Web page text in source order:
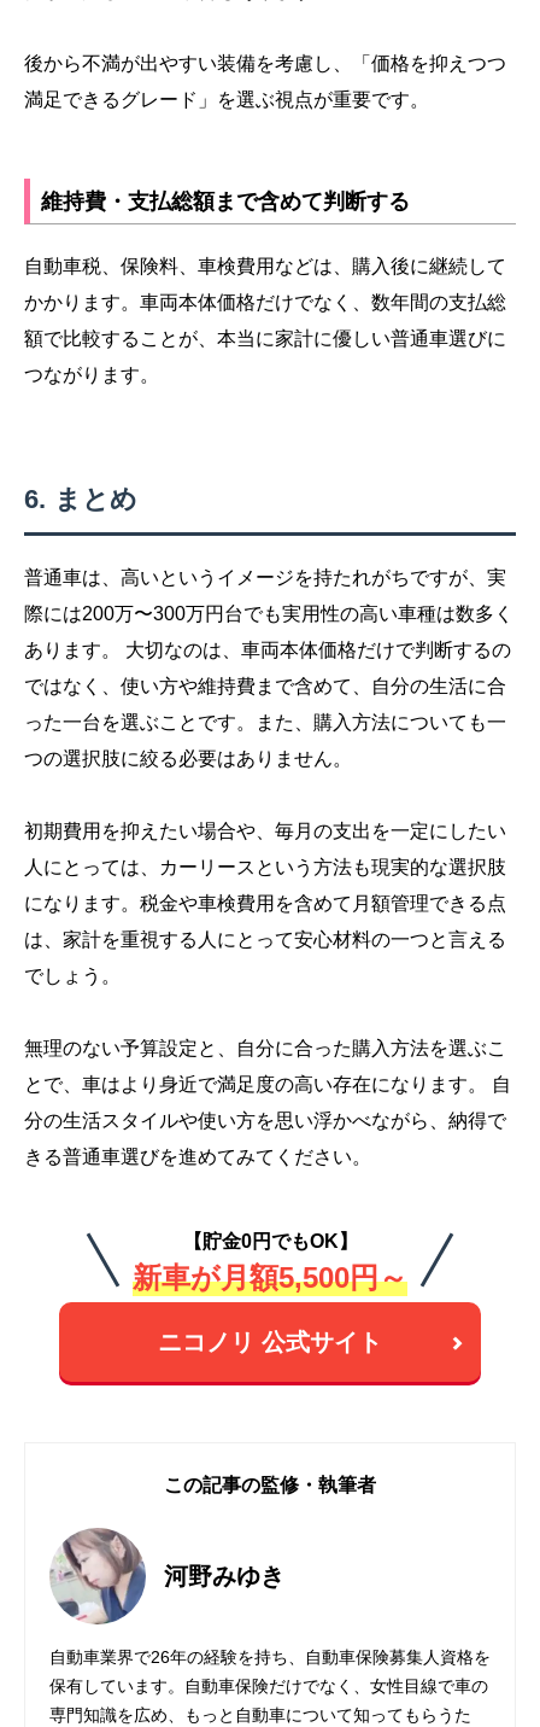
後から不満が出やすい装備を考慮し、「価格を抑えつつ
満足できるグレード」を選ぶ視点が重要です。
維持費・支払総額まで含めて判断する
自動車税、保険料、車検費用などは、購入後に継続して
かかります。車両本体価格だけでなく、数年間の支払総
額で比較することが、本当に家計に優しい普通車選びに
つながります。
まとめ
普通車は、高いというイメージを持たれがちですが、実
際には200万〜300万円台でも実用性の高い車種は数多く
あります。 大切なのは、車両本体価格だけで判断するの
ではなく、使い方や維持費まで含めて、自分の生活に合
った一台を選ぶことです。また、購入方法についても一
つの選択肢に絞る必要はありません。
初期費用を抑えたい場合や、毎月の支出を一定にしたい
人にとっては、カーリースという方法も現実的な選択肢
になります。税金や車検費用を含めて月額管理できる点
は、家計を重視する人にとって安心材料の一つと言える
でしょう。
無理のない予算設定と、自分に合った購入方法を選ぶこ
とで、車はより身近で満足度の高い存在になります。 自
分の生活スタイルや使い方を思い浮かべながら、納得で
きる普通車選びを進めてみてください。
【貯金0円でもOK】
新車が月額5,500円～
ニコノリ 公式サイト
この記事の監修・執筆者
河野みゆき
自動車業界で26年の経験を持ち、自動車保険募集人資格を
保有しています。自動車保険だけでなく、女性目線で車の
専門知識を広め、もっと自動車について知ってもらうた